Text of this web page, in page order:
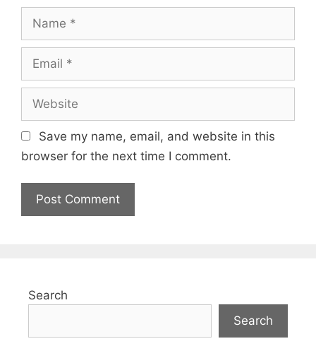
Save my name, email, and website in this
browser for the next time I comment.
Search
Search